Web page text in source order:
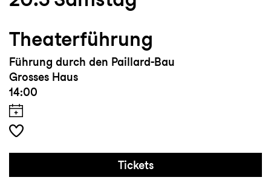
Theaterführung
Führung durch den Paillard-Bau
Grosses Haus
14:00
Tickets